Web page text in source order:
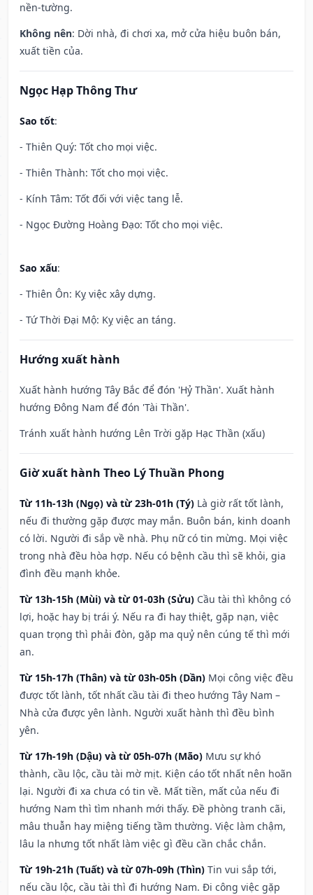
nền-tường.
Không nên: Dời nhà, đi chơi xa, mở cửa hiệu buôn bán,
xuất tiền của.
Ngọc Hạp Thông Thư
Sao tốt:
- Thiên Quý: Tốt cho mọi việc.
- Thiên Thành: Tốt cho mọi việc.
- Kính Tâm: Tốt đối với việc tang lễ.
- Ngọc Đường Hoàng Đạo: Tốt cho mọi việc.
Sao xấu:
- Thiên Ôn: Kỵ việc xây dựng.
- Tứ Thời Đại Mộ: Kỵ việc an táng.
Hướng xuất hành
Xuất hành hướng Tây Bắc để đón 'Hỷ Thần'. Xuất hành
hướng Đông Nam để đón 'Tài Thần'.
Tránh xuất hành hướng Lên Trời gặp Hạc Thần (xấu)
Giờ xuất hành Theo Lý Thuần Phong
Từ 11h-13h (Ngọ) và từ 23h-01h (Tý) Là giờ rất tốt lành,
nếu đi thường gặp được may mắn. Buôn bán, kinh doanh
có lời. Người đi sắp về nhà. Phụ nữ có tin mừng. Mọi việc
trong nhà đều hòa hợp. Nếu có bệnh cầu thì sẽ khỏi, gia
đình đều mạnh khỏe.
Từ 13h-15h (Mùi) và từ 01-03h (Sửu) Cầu tài thì không có
lợi, hoặc hay bị trái ý. Nếu ra đi hay thiệt, gặp nạn, việc
quan trọng thì phải đòn, gặp ma quỷ nên cúng tế thì mới
an.
Từ 15h-17h (Thân) và từ 03h-05h (Dần) Mọi công việc đều
được tốt lành, tốt nhất cầu tài đi theo hướng Tây Nam –
Nhà cửa được yên lành. Người xuất hành thì đều bình
yên.
Từ 17h-19h (Dậu) và từ 05h-07h (Mão) Mưu sự khó
thành, cầu lộc, cầu tài mờ mịt. Kiện cáo tốt nhất nên hoãn
lại. Người đi xa chưa có tin về. Mất tiền, mất của nếu đi
hướng Nam thì tìm nhanh mới thấy. Đề phòng tranh cãi,
mâu thuẫn hay miệng tiếng tầm thường. Việc làm chậm,
lâu la nhưng tốt nhất làm việc gì đều cần chắc chắn.
Từ 19h-21h (Tuất) và từ 07h-09h (Thìn) Tin vui sắp tới,
nếu cầu lộc, cầu tài thì đi hướng Nam. Đi công việc gặp